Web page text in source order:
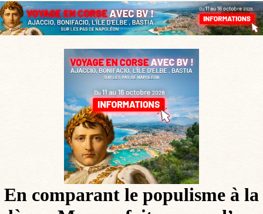
En comparant le populisme à la